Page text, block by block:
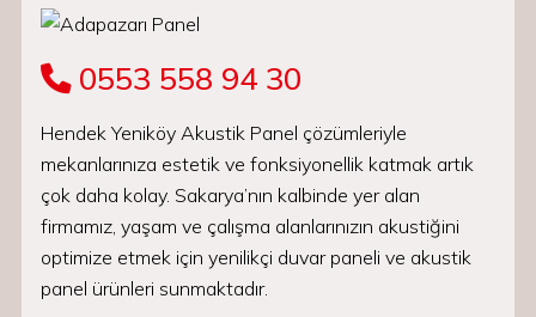
0553 558 94 30
Hendek Yeniköy Akustik Panel çözümleriyle
mekanlarınıza estetik ve fonksiyonellik katmak artık
çok daha kolay. Sakarya’nın kalbinde yer alan
firmamız, yaşam ve çalışma alanlarınızın akustiğini
optimize etmek için yenilikçi duvar paneli ve akustik
panel ürünleri sunmaktadır.